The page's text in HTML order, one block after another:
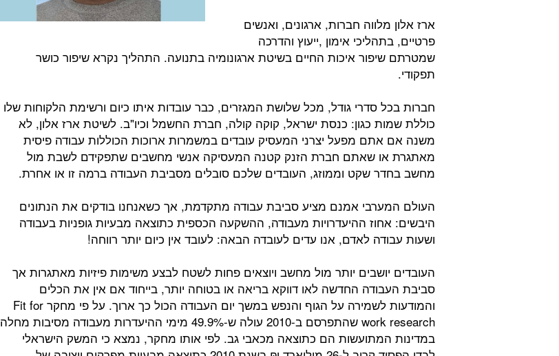
ארז אלון מלווה חברות, ארגונים, ואנשים
פרטיים, בתהליכי אימון ,ייעוץ והדרכה
שמטרתם שיפור איכות החיים בשיטת ארגונומיה בתנועה. התהליך נקרא שיפור כושר
תפקודי.
חברות בכל סדרי גודל, מכל שלושת המגזרים, כבר עובדות איתו כיום ורשימת הלקוחות שלו
כוללת שמות כגון: כנסת ישראל, קוקה קולה, חברת החשמל וכיו"ב. לשיטת ארז אלון, לא
משנה אם אתם מפעל יצרני המעסיק עובדים במשמרות ארוכות הכוללות עבודה פיסית
מאתגרת או שאתם חברת הזנק קטנה המעסיקה אנשי מחשבים שתפקידם לשבת מול
מחשב בחדר שקט וממוזג, העובדים שלכם סובלים מסביבת העבודה ברמה זו או אחרת.
העולם המערבי אמנם מציע סביבת עבודה מתקדמת, אך כשאנחנו בודקים את הנתונים
היבשים: אחוז ההיעדרויות מעבודה, ההשקעה הכספית כתוצאה מבעיות גופניות בעבודה
ושעות עבודה לאדם, אנו עדים לעובדה הבאה: לעובד אין כיום יותר רווחה!
העובדים יושבים יותר מול מחשב ויוצאים פחות לשטח לבצע משימות פיזיות מאתגרות אך
סביבת העבודה החדשה לאו דווקא בריאה או בטוחה יותר, בייחוד אם אין את הכלים
והמודעות לשמירה על הגוף והנפש במשך יום העבודה הכול כך ארוך. על פי מחקר Fit for
work research שהתפרסם ב-2010 עולה ש-49.9% מימי ההיעדרות מעבודה מסיבות מחלה
במדינות המתועשות הם כתוצאה מכאבי גב. לפי אותו מחקר, נמצא כי המשק הישראלי